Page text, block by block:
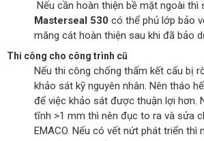
Nếu cần hoàn thiện bề mặt ngoài thì
Masterseal 530 có thể phủ lớp bảo
măng cát hoàn thiện sau khi đã bảo
Thi công cho công trình cũ
Nếu thi công chống thấm kết cấu bị
khảo sát kỹ nguyên nhân. Nên tháo
để việc khảo sát được thuận lợi hơn.
tĩnh >1 mm thì nên đục to ra và sửa
EMACO. Nếu có vết nứt phát triển thì